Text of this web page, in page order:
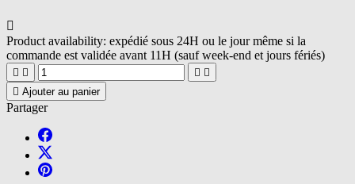

Product availability: expédié sous 24H ou le jour même si la
commande est validée avant 11H (sauf week-end et jours fériés)
   
 Ajouter au panier
Partager